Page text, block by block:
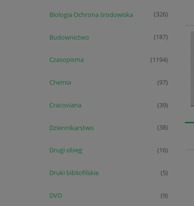
Biologia Ochrona środowiska (326)
Budownictwo (187)
Czasopisma (1194)
Chemia (97)
Cracoviana (39)
Dziennikarstwo (38)
Drugi obieg (16)
Druki bibliofilskie (5)
DVD (9)